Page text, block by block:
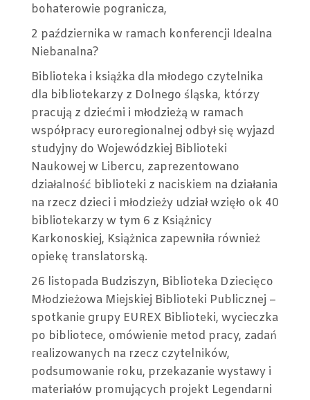
bohaterowie pogranicza,
2 października w ramach konferencji Idealna
Niebanalna?
Biblioteka i książka dla młodego czytelnika
dla bibliotekarzy z Dolnego śląska, którzy
pracują z dziećmi i młodzieżą w ramach
współpracy euroregionalnej odbył się wyjazd
studyjny do Wojewódzkiej Biblioteki
Naukowej w Libercu, zaprezentowano
działalność biblioteki z naciskiem na działania
na rzecz dzieci i młodzieży udział wzięło ok 40
bibliotekarzy w tym 6 z Książnicy
Karkonoskiej, Książnica zapewniła również
opiekę translatorską.
26 listopada Budziszyn, Biblioteka Dziecięco
Młodzieżowa Miejskiej Biblioteki Publicznej –
spotkanie grupy EUREX Biblioteki, wycieczka
po bibliotece, omówienie metod pracy, zadań
realizowanych na rzecz czytelników,
podsumowanie roku, przekazanie wystawy i
materiałów promujących projekt Legendarni